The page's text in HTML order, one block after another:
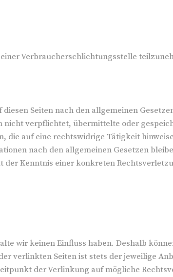
Verbraucherschlichtungsstelle
Seiten nach den allgemeinen
nicht verpflichtet, übermittelte oder
die auf eine rechtswidrige Tätigkeit
nach den allgemeinen Gesetzen
Kenntnis einer konkreten
wir keinen Einfluss haben. Deshalb
verlinkten Seiten ist stets der jeweilige
der Verlinkung auf mögliche